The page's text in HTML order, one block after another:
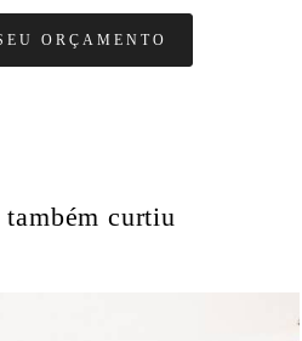
ORÇAMENTO
curtiu